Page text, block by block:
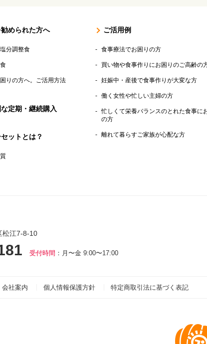
められた方へ
分調整食
りの方へ。ご活用方法
定期・継続購入
ットとは？
ご活用例
食事療法でお困りの方
買い物や食事作りにお困りのご高齢の
妊娠中・産後で食事作りが大変な方
働く女性や忙しい主婦の方
忙しくて栄養バランスのとれた食事に
の方
離れて暮らすご家族が心配な方
江7-8-10
受付時間 ：月〜金 9:00〜17:00
会社案内 個人情報保護方針 特定商取引法に基づく表記